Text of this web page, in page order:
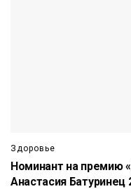
Здоровье
Номинант на премию
Анастасия Батуринец